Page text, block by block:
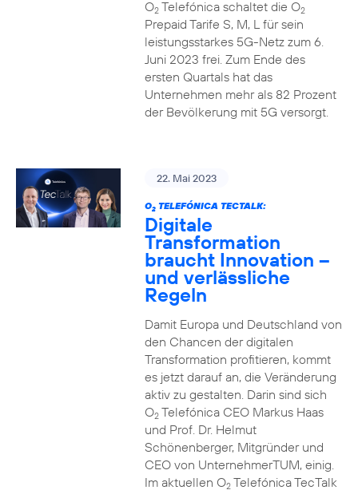
O2Telefónica schaltet die O2
Prepaid Tarife S, M, L für sein
leistungsstarkes 5G-Netz zum 6.
Juni 2023 frei. Zum Ende des
ersten Quartals hat das
Unternehmen mehr als 82 Prozent
der Bevölkerung mit 5G versorgt.
22. Mai 2023
O2TELEFÓNICA TECTALK:
Digitale
Transformation
braucht Innovation –
und verlässliche
Regeln
Damit Europa und Deutschland von
den Chancen der digitalen
Transformation profitieren, kommt
es jetzt darauf an, die Veränderung
aktiv zu gestalten. Darin sind sich
O2Telefónica CEO Markus Haas
und Prof. Dr. Helmut
Schönenberger, Mitgründer und
CEO von UnternehmerTUM, einig.
Im aktuellen O2Telefónica TecTalk